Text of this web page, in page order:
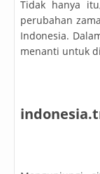
Tidak hanya
perubahan
Indonesia.
menanti untuk